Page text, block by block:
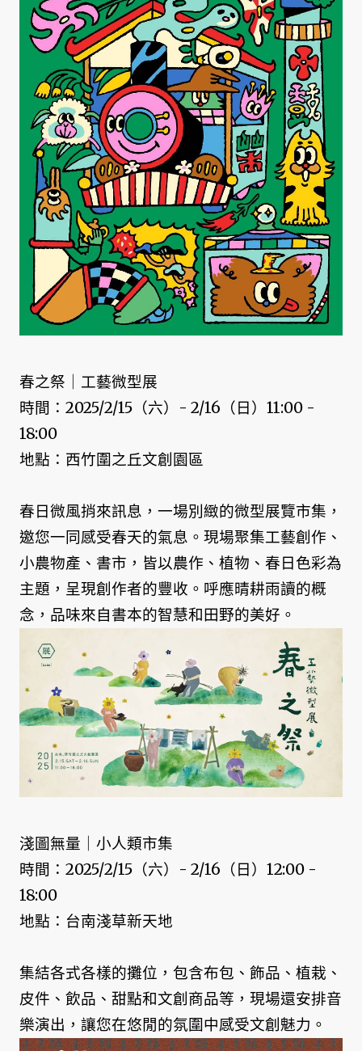
春之祭｜工藝微型展
時間：2025/2/15（六）- 2/16（日）11:00 -
18:00
地點：西竹圍之丘文創園區
春日微風捎來訊息，一場別緻的微型展覽市集，
邀您一同感受春天的氣息。現場聚集工藝創作、
小農物產、書市，皆以農作、植物、春日色彩為
主題，呈現創作者的豐收。呼應晴耕雨讀的概
念，品味來自書本的智慧和田野的美好。
淺圖無量｜小人類市集
時間：2025/2/15（六）- 2/16（日）12:00 -
18:00
地點：台南淺草新天地
集結各式各樣的攤位，包含布包、飾品、植栽、
皮件、飲品、甜點和文創商品等，現場還安排音
樂演出，讓您在悠閒的氛圍中感受文創魅力。